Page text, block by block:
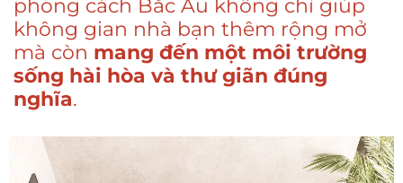
phong cách Bắc Âu không chỉ giúp
không gian nhà bạn thêm rộng mở
mà còn mang đến một môi trường
sống hài hòa và thư giãn đúng
nghĩa.